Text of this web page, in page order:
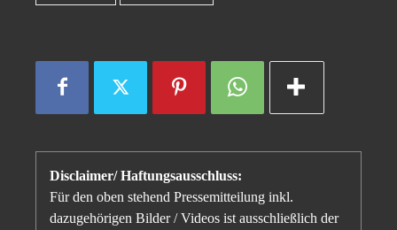
Disclaimer/ Haftungsausschluss:
Für den oben stehend Pressemitteilung inkl.
dazugehörigen Bilder / Videos ist ausschließlich der